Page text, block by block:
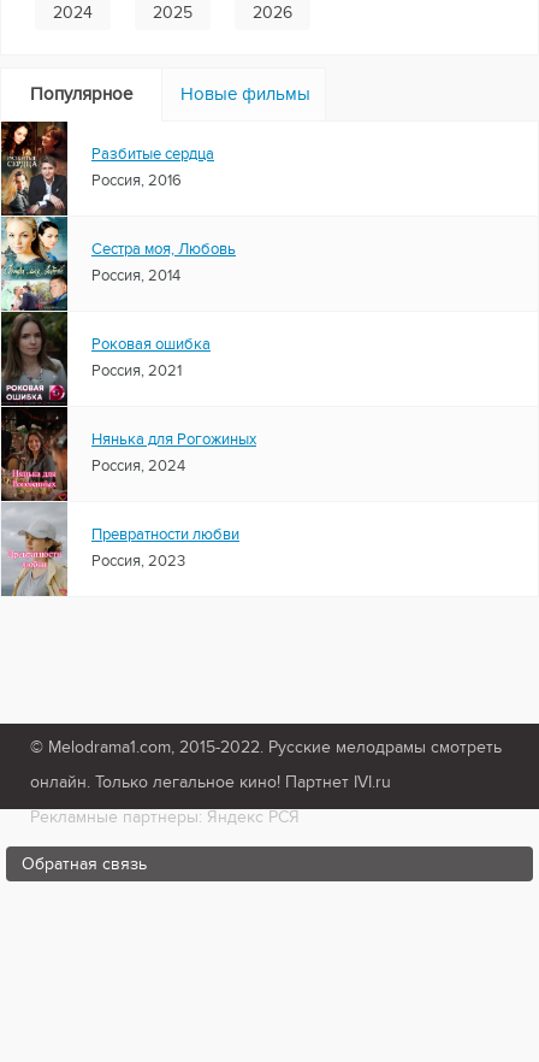
2024 2025 2026
Популярное Новые фильмы
Разбитые сердца
Россия, 2016
Сестра моя, Любовь
Россия, 2014
Роковая ошибка
Россия, 2021
Нянька для Рогожиных
Россия, 2024
Превратности любви
Россия, 2023
© Melodrama1.com, 2015-2022. Русские мелодрамы смотреть
онлайн. Только легальное кино! Партнет IVI.ru
Рекламные партнеры: Яндекс РСЯ
Обратная связь